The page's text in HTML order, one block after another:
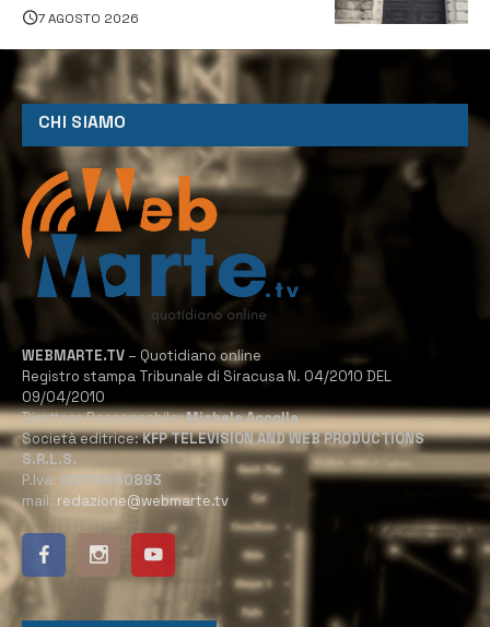
7 AGOSTO 2026
CHI SIAMO
WEBMARTE.TV – Quotidiano online
Registro stampa Tribunale di Siracusa N. 04/2010 DEL
09/04/2010
Direttore Responsabile:Michele Accolla
Società editrice:KFP TELEVISION AND WEB PRODUCTIONS
S.R.L.S.
P.Iva: 02184950893
mail: redazione@webmarte.tv